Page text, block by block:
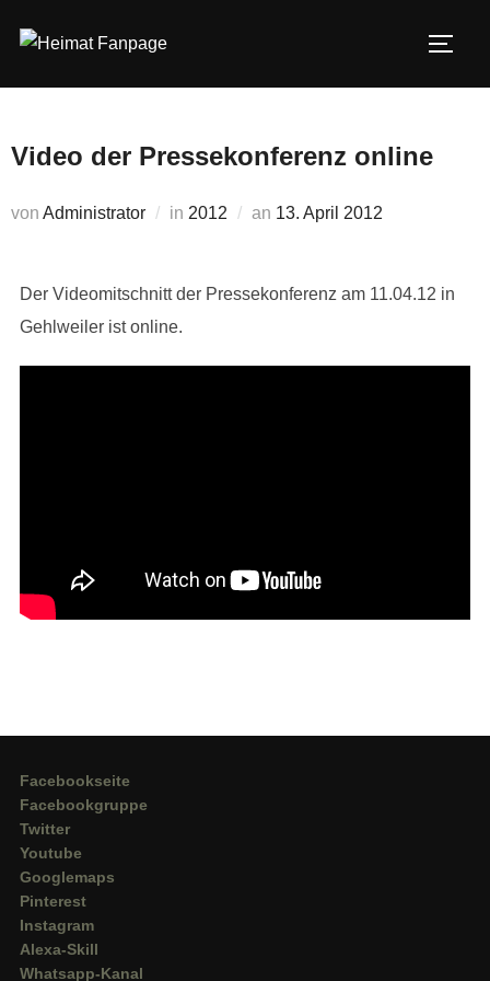
Inhalt
Video der Pressekonferenz online
von Administrator in 2012 an Veröffentlicht
13. April 2012
Der Videomitschnitt der Pressekonferenz am 11.04.12 in
Gehlweiler ist online.
Facebookseite
Facebookgruppe
Twitter
Youtube
Googlemaps
Pinterest
Instagram
Alexa-Skill
Whatsapp-Kanal